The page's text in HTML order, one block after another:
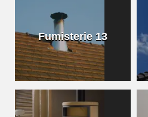
Fumisterie 13